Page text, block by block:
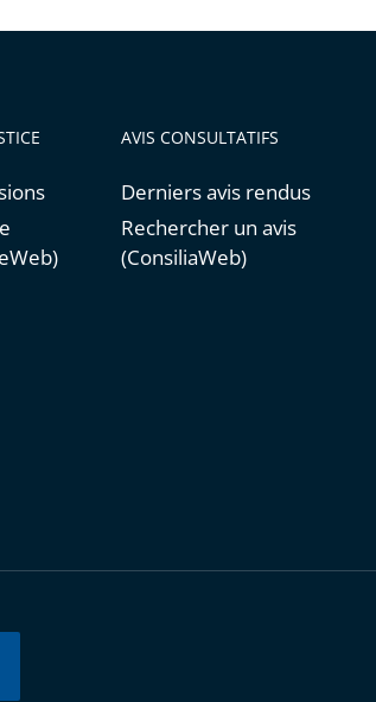
AVIS CONSULTATIFS
Derniers avis rendus
Rechercher un avis
(ConsiliaWeb)